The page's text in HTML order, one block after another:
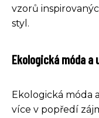
vzorů
styl.
Ekologická móda
Ekologická móda
více v popředí